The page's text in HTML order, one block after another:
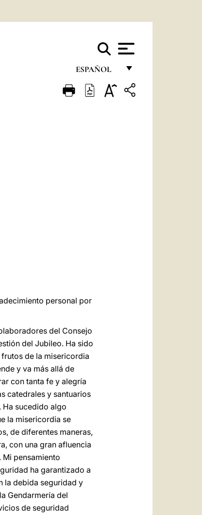
ESPAÑOL
FRANÇAIS
personal por
del Consejo
del Jubileo. Ha sido
de la misericordia
y va más allá de
con tanta fe y alegría
catedrales y santuarios
Ha sucedido algo
la misericordia se
de diferentes maneras,
con una gran afluencia
pensamiento
ha garantizado a
la debida seguridad y
Gendarmería del
de seguridad